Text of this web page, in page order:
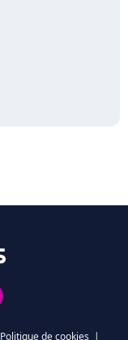
Politique de cookies |